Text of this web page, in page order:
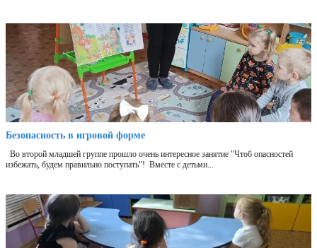
Безопасность в игровой форме
Во второй младшей группе прошло очень интересное занятие "Чтоб опасностей
избежать, будем правильно поступать"! Вместе с детьми...